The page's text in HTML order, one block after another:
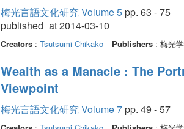
梅光言語文化研究 Volume 5pp. 63 - 75
published_at 2014-03-10
Creators: Tsutsumi Chikako Publishers: 梅光学
Wealth as a Manacle : The
Viewpoint
梅光言語文化研究 Volume 7pp. 49 - 57